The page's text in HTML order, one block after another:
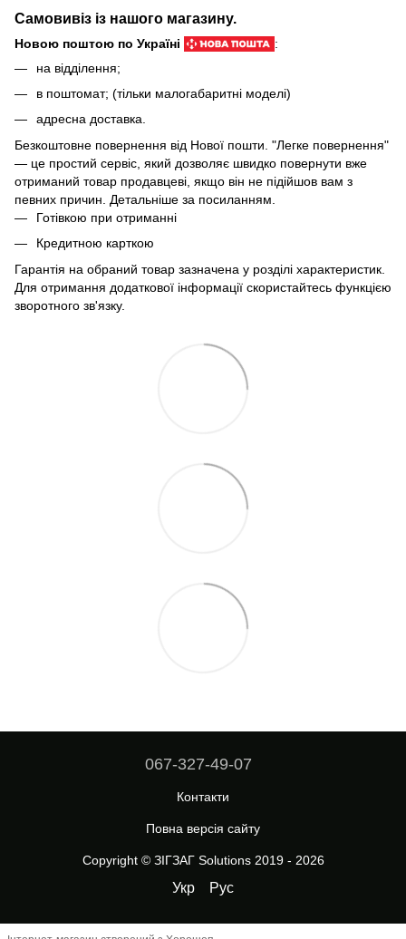
Самовивіз із нашого магазину.
Новою поштою по Україні
:
на відділення;
в поштомат; (тільки малогабаритні моделі)
адресна доставка.
Безкоштовне повернення від Нової пошти. "Легке повернення"
— це простий сервіс, який дозволяє швидко повернути вже
отриманий товар продавцеві, якщо він не підійшов вам з
певних причин. Детальніше за посиланням
Готівкою при отриманні
Кредитною карткою
Гарантія на обраний товар зазначена у розділі характеристик.
Для отримання додаткової інформації скористайтесь функцією
зворотного зв'язку.
067-327-49-07
Контакти
Повна версія сайту
Copyright © ЗІГЗАГ Solutions 2019 - 2026
Укр Рус